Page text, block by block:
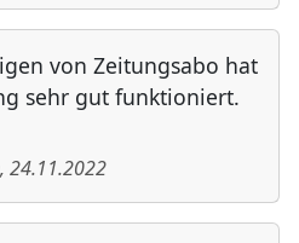
von Zeitungsabo hat
sehr gut funktioniert.
, 24.11.2022